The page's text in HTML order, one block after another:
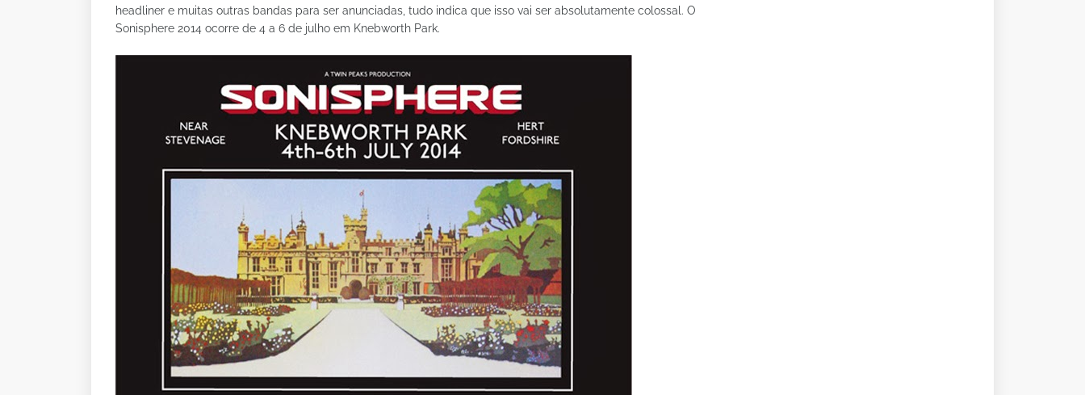
headliner e muitas outras bandas para ser anunciadas, tudo indica que isso vai ser absolutamente colossal. O
Sonisphere 2014 ocorre de 4 a 6 de julho em Knebworth Park.